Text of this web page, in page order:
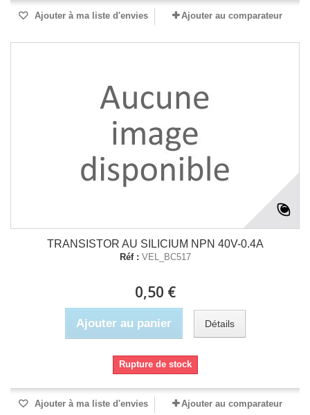
Ajouter à ma liste d'envies Ajouter au comparateur
TRANSISTOR AU SILICIUM NPN 40V-0.4A
Réf : VEL_BC517
0,50 €
Ajouter au panier Détails
Rupture de stock
Ajouter à ma liste d'envies Ajouter au comparateur